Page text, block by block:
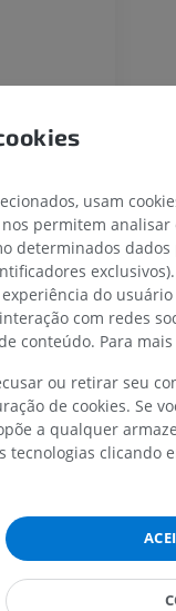
Ilustrações
Cavalo - Dedo
IRM
PREMIUM
Horse -
Ilustrações
Cavalo -
TC
Cavalo -
GRÁTIS
usam
permitem
determinados dados
do
com redes
conteúdo. Para
ou retirar seu
de cookies. Se
a qualquer
tecnologias clicando